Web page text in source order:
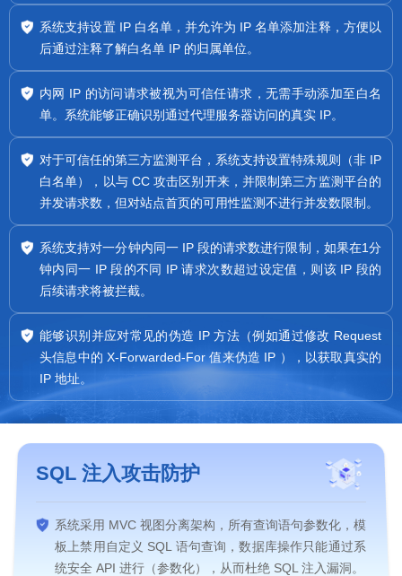
系统支持设置 IP 白名单，并允许为 IP 名单添加注释，方便以
后通过注释了解白名单 IP 的归属单位。
内网 IP 的访问请求被视为可信任请求，无需手动添加至白名
单。系统能够正确识别通过代理服务器访问的真实 IP。
对于可信任的第三方监测平台，系统支持设置特殊规则（非 IP
白名单），以与 CC 攻击区别开来，并限制第三方监测平台的
并发请求数，但对站点首页的可用性监测不进行并发数限制。
系统支持对一分钟内同一 IP 段的请求数进行限制，如果在1分
钟内同一 IP 段的不同 IP 请求次数超过设定值，则该 IP 段的
后续请求将被拦截。
能够识别并应对常见的伪造 IP 方法（例如通过修改 Request
头信息中的 X-Forwarded-For 值来伪造 IP ），以获取真实的
IP 地址。
SQL 注入攻击防护
系统采用 MVC 视图分离架构，所有查询语句参数化，模
板上禁用自定义 SQL 语句查询，数据库操作只能通过系
统安全 API 进行（参数化），从而杜绝 SQL 注入漏洞。